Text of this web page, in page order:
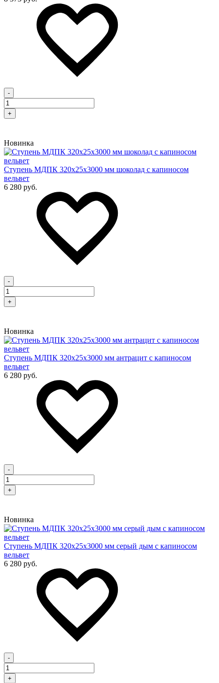
-
+
Новинка
Cтупень МДПК 320х25х3000 мм шоколад с капиносом
вельвет
6 280 руб.
-
+
Новинка
Cтупень МДПК 320х25х3000 мм антрацит с капиносом
вельвет
6 280 руб.
-
+
Новинка
Cтупень МДПК 320х25х3000 мм серый дым с капиносом
вельвет
6 280 руб.
-
+